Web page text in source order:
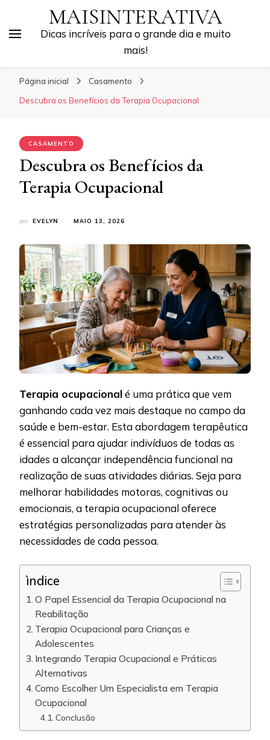
MAISINTERATIVA
Dicas incríveis para o grande dia e muito
mais!
Página inicial
Casamento
Descubra os Benefícios da Terapia Ocupacional
CASAMENTO
Descubra os Benefícios da
Terapia Ocupacional
por EVELYN MAIO 13, 2026
Terapia ocupacionalé uma prática que vem
ganhando cada vez mais destaque no campo da
saúde e bem-estar. Esta abordagem terapêutica
é essencial para ajudar indivíduos de todas as
idades a alcançar independência funcional na
realização de suas atividades diárias. Seja para
melhorar habilidades motoras, cognitivas ou
emocionais, a terapia ocupacional oferece
estratégias personalizadas para atender às
necessidades de cada pessoa.
ìndice
O Papel Essencial da Terapia Ocupacional na
Reabilitação
Terapia Ocupacional para Crianças e
Adolescentes
Integrando Terapia Ocupacional e Práticas
Alternativas
Como Escolher Um Especialista em Terapia
Ocupacional
Conclusão